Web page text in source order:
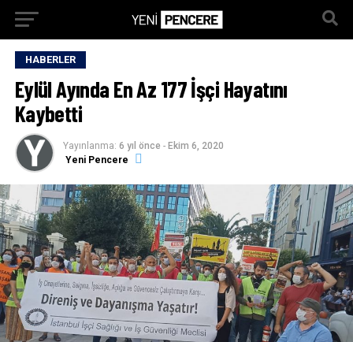
HABERLER
Eylül Ayında En Az 177 İşçi Hayatını
Kaybetti
Yayınlanma: 6 yıl önce - Ekim 6, 2020
Yeni Pencere